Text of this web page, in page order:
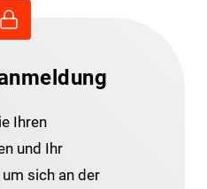
Ihren
und Ihr
sich an der